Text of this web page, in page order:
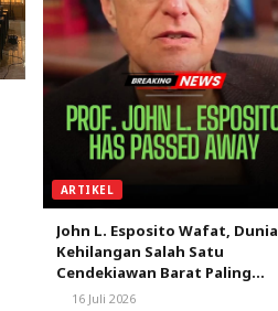
ARTIKEL
John L. Esposito Wafat, Dunia
Kehilangan Salah Satu
Cendekiawan Barat Paling
Berpengaruh dalam Kajian
16 Juli 2026